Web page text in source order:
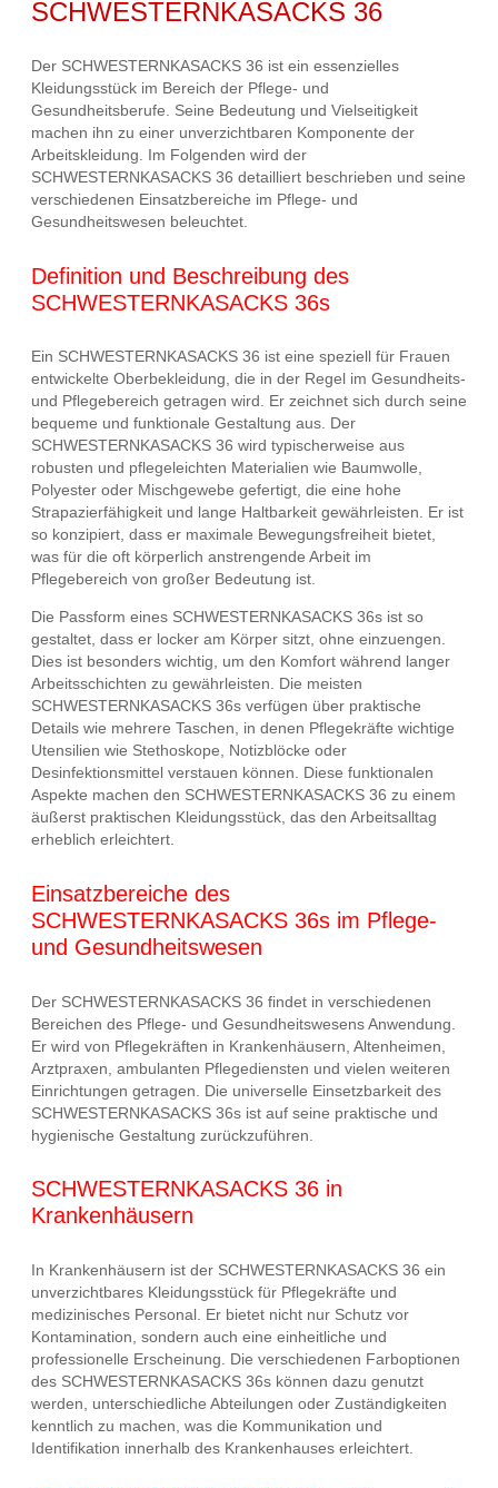
SCHWESTERNKASACKS 36
Der SCHWESTERNKASACKS 36 ist ein essenzielles
Kleidungsstück im Bereich der Pflege- und
Gesundheitsberufe. Seine Bedeutung und Vielseitigkeit
machen ihn zu einer unverzichtbaren Komponente der
Arbeitskleidung. Im Folgenden wird der
SCHWESTERNKASACKS 36 detailliert beschrieben und seine
verschiedenen Einsatzbereiche im Pflege- und
Gesundheitswesen beleuchtet.
Definition und Beschreibung des
SCHWESTERNKASACKS 36s
Ein SCHWESTERNKASACKS 36 ist eine speziell für Frauen
entwickelte Oberbekleidung, die in der Regel im Gesundheits-
und Pflegebereich getragen wird. Er zeichnet sich durch seine
bequeme und funktionale Gestaltung aus. Der
SCHWESTERNKASACKS 36 wird typischerweise aus
robusten und pflegeleichten Materialien wie Baumwolle,
Polyester oder Mischgewebe gefertigt, die eine hohe
Strapazierfähigkeit und lange Haltbarkeit gewährleisten. Er ist
so konzipiert, dass er maximale Bewegungsfreiheit bietet,
was für die oft körperlich anstrengende Arbeit im
Pflegebereich von großer Bedeutung ist.
Die Passform eines SCHWESTERNKASACKS 36s ist so
gestaltet, dass er locker am Körper sitzt, ohne einzuengen.
Dies ist besonders wichtig, um den Komfort während langer
Arbeitsschichten zu gewährleisten. Die meisten
SCHWESTERNKASACKS 36s verfügen über praktische
Details wie mehrere Taschen, in denen Pflegekräfte wichtige
Utensilien wie Stethoskope, Notizblöcke oder
Desinfektionsmittel verstauen können. Diese funktionalen
Aspekte machen den SCHWESTERNKASACKS 36 zu einem
äußerst praktischen Kleidungsstück, das den Arbeitsalltag
erheblich erleichtert.
Einsatzbereiche des
SCHWESTERNKASACKS 36s im Pflege-
und Gesundheitswesen
Der SCHWESTERNKASACKS 36 findet in verschiedenen
Bereichen des Pflege- und Gesundheitswesens Anwendung.
Er wird von Pflegekräften in Krankenhäusern, Altenheimen,
Arztpraxen, ambulanten Pflegediensten und vielen weiteren
Einrichtungen getragen. Die universelle Einsetzbarkeit des
SCHWESTERNKASACKS 36s ist auf seine praktische und
hygienische Gestaltung zurückzuführen.
SCHWESTERNKASACKS 36 in
Krankenhäusern
In Krankenhäusern ist der SCHWESTERNKASACKS 36 ein
unverzichtbares Kleidungsstück für Pflegekräfte und
medizinisches Personal. Er bietet nicht nur Schutz vor
Kontamination, sondern auch eine einheitliche und
professionelle Erscheinung. Die verschiedenen Farboptionen
des SCHWESTERNKASACKS 36s können dazu genutzt
werden, unterschiedliche Abteilungen oder Zuständigkeiten
kenntlich zu machen, was die Kommunikation und
Identifikation innerhalb des Krankenhauses erleichtert.